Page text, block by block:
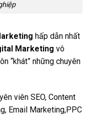
hấp dẫn nhất
Marketing vô
“khát” những chuyên
viên SEO, Content
Email Marketing,PPC